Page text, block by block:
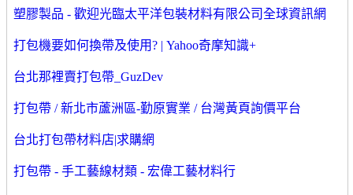
塑膠製品 - 歡迎光臨太平洋包裝材料有限公司全球資訊網
打包機要如何換帶及使用? | Yahoo奇摩知識+
台北那裡賣打包帶_GuzDev
打包帶 / 新北市蘆洲區-勤原實業 / 台灣黃頁詢價平台
台北打包帶材料店|求購網
打包帶 - 手工藝線材類 - 宏偉工藝材料行